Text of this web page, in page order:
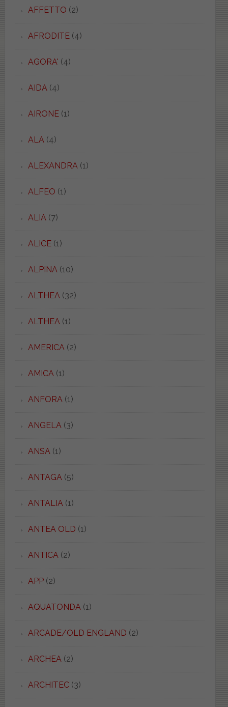
AFFETTO (2)
AFRODITE(4)
AGORA' (4)
AIDA(4)
AIRONE(1)
ALA(4)
ALEXANDRA(1)
ALFEO (1)
ALIA(7)
ALICE(1)
ALPINA(10)
ALTHEA(32)
ALTHEA(1)
AMERICA(2)
AMICA(1)
ANFORA(1)
ANGELA(3)
ANSA(1)
ANTAGA(5)
ANTALIA(1)
ANTEA OLD (1)
ANTICA(2)
APP(2)
AQUATONDA(1)
ARCADE/OLD ENGLAND (2)
ARCHEA(2)
ARCHITEC(3)